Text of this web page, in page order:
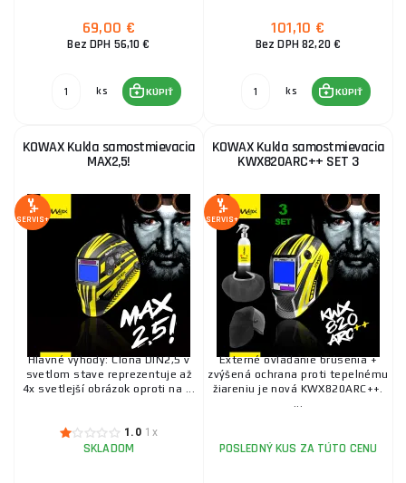
KWX825ARC++® (1/1/1/1) SET1
KOWAX Kukla samostmievacia KWX940NEO SET2
KOWAX Kukla samostmievacia KWX730ARC++ SET
2
u dodávateľa
KÚPIŤ 159,90 €
KOWAX Kukla samostmievacia MAX2,5! SET 3
69,00 €
Bez DPH 56,10 €
ks KÚPIŤ
101,10 €
Bez DPH 82,20 €
ks KÚPIŤ
KOWAX Kukla samostmievacia
MAX2,5!
SERVIS+
Hlavné výhody: Clona DIN2,5 v
svetlom stave reprezentuje až
4x svetlejší obrázok oproti na ...
1.0 1x
SKLADOM
KOWAX Kukla samostmievacia
KWX820ARC++ SET 3
SERVIS+
Externé ovládanie brúsenia +
zvýšená ochrana proti tepelnému
žiareniu je nová KWX820ARC++.
...
POSLEDNÝ KUS ZA TÚTO CENU